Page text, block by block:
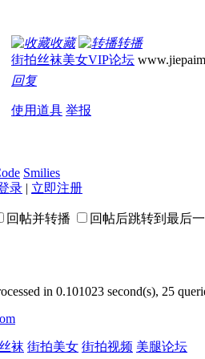
收藏
转播
街拍丝袜美女VIP论坛
回复
使用道具 举报
Smilies
录 | 立即注册
回帖并转播 回帖后跳转到最后
in 0.101023 second(s), 25
袜 街拍美女 街拍视频 美腿论坛